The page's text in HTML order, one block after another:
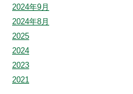
2024年9月
2024年8月
2025
2024
2023
2021